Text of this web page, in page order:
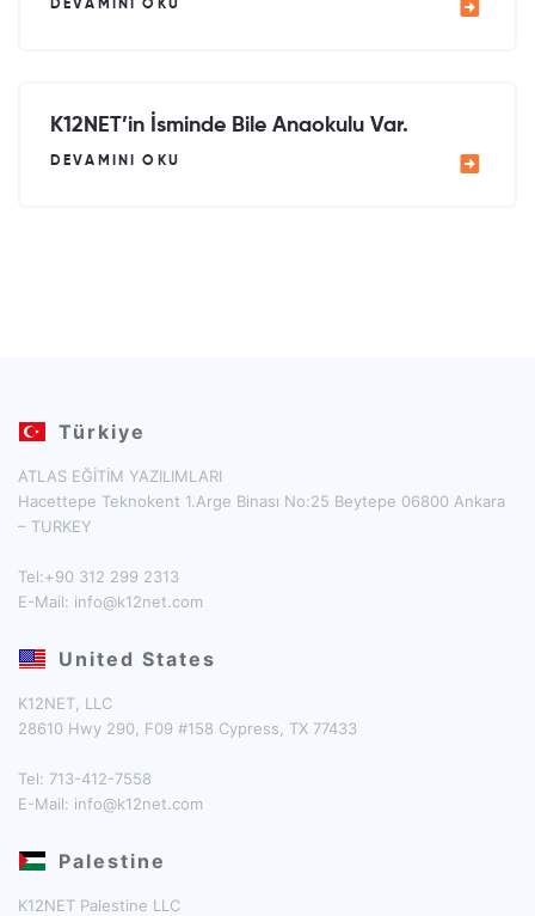
DEVAMINI OKU
K12NET’in İsminde Bile Anaokulu Var.
DEVAMINI OKU
Türkiye
ATLAS EĞİTİM YAZILIMLARI
Hacettepe Teknokent 1.Arge Binası No:25 Beytepe 06800 Ankara
– TURKEY
Tel:+90 312 299 2313
E-Mail: info@k12net.com
United States
K12NET, LLC
28610 Hwy 290, F09 #158 Cypress, TX 77433
Tel: 713-412-7558
E-Mail: info@k12net.com
Palestine
K12NET Palestine LLC